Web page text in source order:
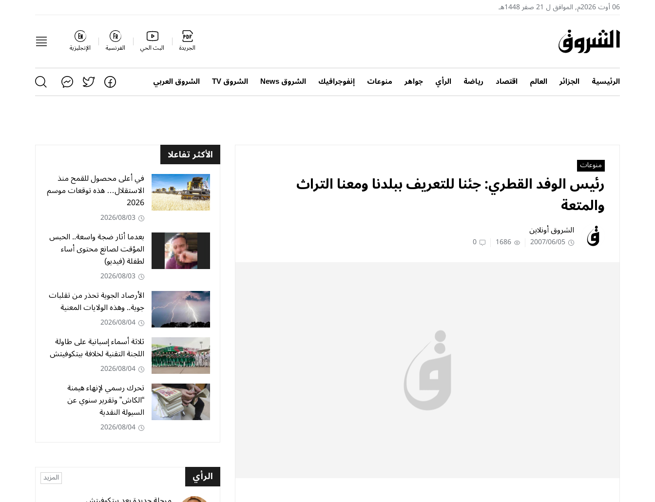
06 أوت 2026م, الموافق ل 21 صفر 1448هـ
الجريدة البث الحي الفرنسية الإنجليزية
الرئيسية الجزائر العالم اقتصاد رياضة الرأي جواهر منوعات إنفوجرافيك الشروق News الشروق TV الشروق العربي
منوعات
رئيس الوفد القطري: جئنا للتعريف ببلدنا ومعنا التراث
والمتعة
الشروق أونلاين
2007/06/05
1686
0
الأكثر تفاعلا
في أعلى محصول للقمح منذ
الاستقلال… هذه توقعات موسم
2026
2026/08/03
بعدما أثار ضجة واسعة.. الحبس
المؤقت لصانع محتوى أساء
لطفلة (فيديو)
2026/08/03
الأرصاد الجوية تحذر من تقلبات
جوية.. وهذه الولايات المعنية
2026/08/04
ثلاثة أسماء إسبانية على طاولة
اللجنة التقنية لخلافة بيتكوفيتش
2026/08/04
تحرك رسمي لإنهاء هيمنة
“الكاش” وتقرير سنوي عن
السيولة النقدية
2026/08/04
الرأي المزيد